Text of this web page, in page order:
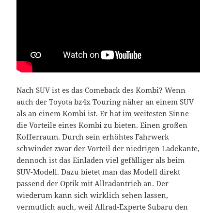
Nach SUV ist es das Comeback des Kombi? Wenn
auch der Toyota bz4x Touring näher an einem SUV
als an einem Kombi ist. Er hat im weitesten Sinne
die Vorteile eines Kombi zu bieten. Einen großen
Kofferraum. Durch sein erhöhtes Fahrwerk
schwindet zwar der Vorteil der niedrigen Ladekante,
dennoch ist das Einladen viel gefälliger als beim
SUV-Modell. Dazu bietet man das Modell direkt
passend der Optik mit Allradantrieb an. Der
wiederum kann sich wirklich sehen lassen,
vermutlich auch, weil Allrad-Experte Subaru den